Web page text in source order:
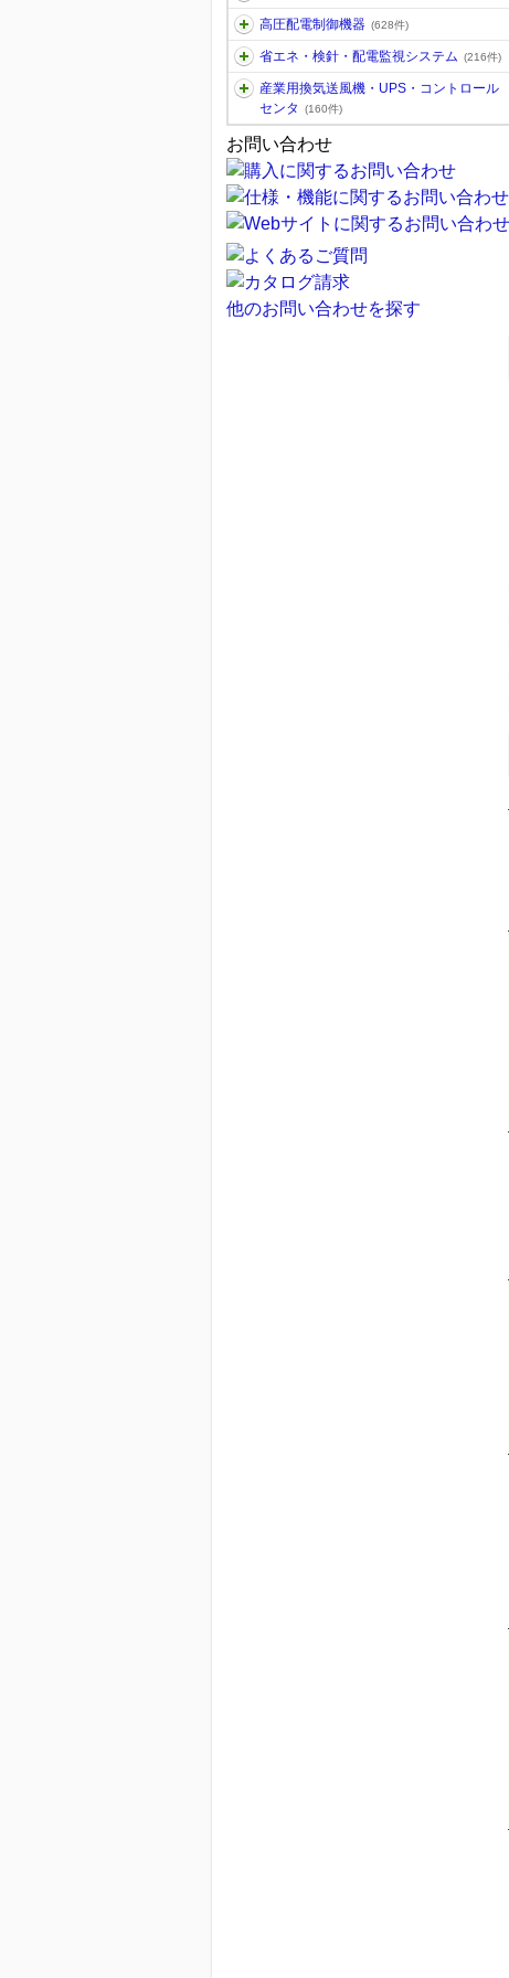
高圧配電制御機器 (628件)
省エネ・検針・配電監視システム (216件)
産業用換気送風機・UPS・コントロール
センタ
(160件)
お問い合わせ
他のお問い合わせを探す